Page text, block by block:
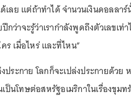
เลย แต่ถ้าทำได้ จำนวนเงินดอลลา
กว่าจะรู้ว่าเรากำลังพูดถึงตัวเลขเท่
ร เมื่อไหร่ และที่ไหน”
งประกาย โลกก็จะเปล่งประกายด้ว
นโทษต่อสหรัฐอเมริกาในเรื่องขุม